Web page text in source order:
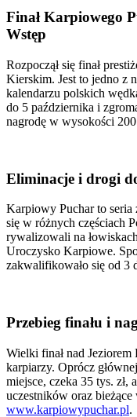
Finał Karpiowego
Wstęp
Rozpoczął się finał
Kierskim. Jest to jedno z
kalendarzu polskich
do 5 października i
nagrodę w wysokości
Eliminacje i drogi
Karpiowy Puchar to
się w różnych częściach
rywalizowali na
Uroczysko Karpiowe.
zakwalifikowało się od 3
Przebieg finału i
Wielki finał nad
karpiarzy. Oprócz
miejsce, czeka 35 tys. zł,
uczestników oraz
www.karpiowypuchar.pl.